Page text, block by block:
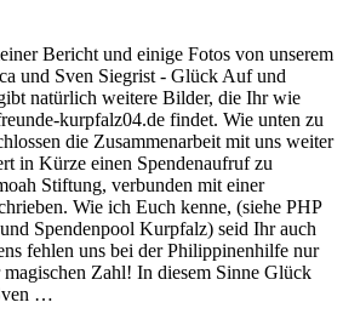
Bericht und einige Fotos von unserem
und Sven Siegrist - Glück Auf und
natürlich weitere Bilder, die Ihr wie
kurpfalz04.de findet. Wie unten zu
die Zusammenarbeit mit uns weiter
in Kürze einen Spendenaufruf zu
Stiftung, verbunden mit einer
Wie ich Euch kenne, (siehe PHP
Spendenpool Kurpfalz) seid Ihr auch
fehlen uns bei der Philippinenhilfe nur
Zahl! In diesem Sinne Glück
…